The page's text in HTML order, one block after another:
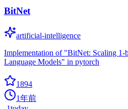
BitNet
artificial-intelligence
Implementation of "BitNet: Scaling 1-
Language Models" in pytorch
1894
1年前